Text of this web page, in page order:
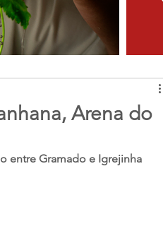
Arena do
entre Gramado e Igrejinha